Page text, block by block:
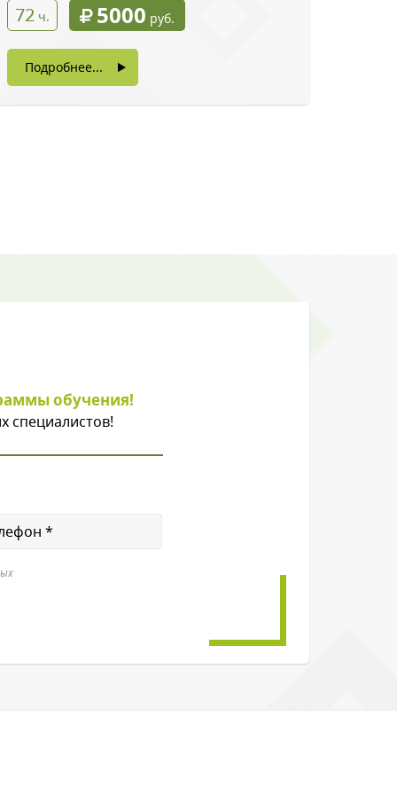
72 ч. 5000 руб.
Подробнее...
обучения!
специалистов!